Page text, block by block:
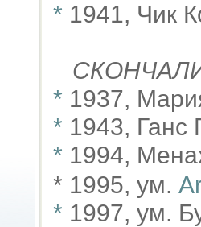
* 1941, Чик
* 1937,
* 1943, Ганс
* 1994,
* 1995, ум.
* 1997, ум.